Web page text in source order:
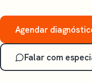
Agendar
Falar com